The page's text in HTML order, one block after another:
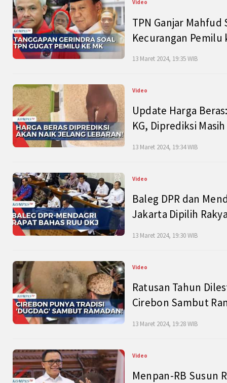
Video
TPN Ganjar Mahfud
Kecurangan Pemilu
13 Maret 2024, 19:35 WIB
Video
Update Harga
KG, Diprediksi
13 Maret 2024, 19:34 WIB
Video
Baleg DPR dan
Jakarta Dipilih
13 Maret 2024, 19:30 WIB
Video
Ratusan Tahun
Cirebon Sambut
13 Maret 2024, 19:28 WIB
Video
Menpan-RB Susun